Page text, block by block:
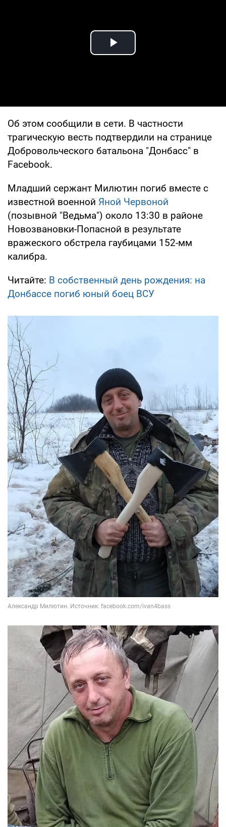
Play Video
Об этом сообщили в сети. В частности
трагическую весть подтвердили на странице
Добровольческого батальона "Донбасс" в
Facebook.
Младший сержант Милютин погиб вместе с
известной военной Яной Червоной
(позывной "Ведьма") около 13:30 в районе
Новозвановки-Попасной в результате
вражеского обстрела гаубицами 152-мм
калибра.
Читайте: В собственный день рождения: на
Донбассе погиб юный боец ВСУ